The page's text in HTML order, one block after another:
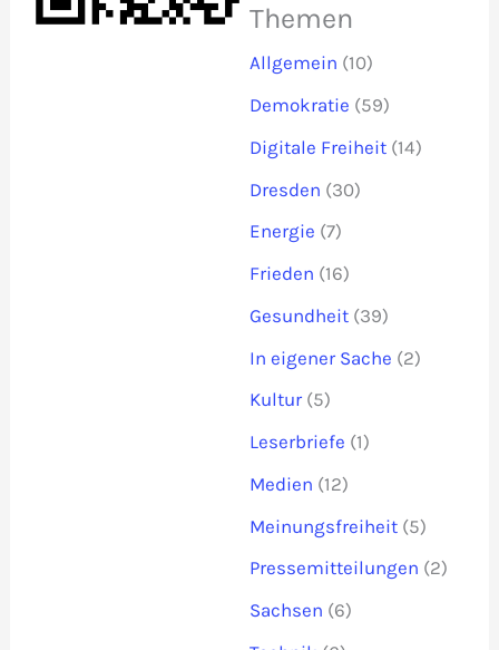
Themen
Allgemein (10)
Demokratie (59)
Digitale Freiheit (14)
Dresden (30)
Energie (7)
Frieden (16)
Gesundheit (39)
In eigener Sache (2)
Kultur (5)
Leserbriefe (1)
Medien (12)
Meinungsfreiheit (5)
Pressemitteilungen (2)
Sachsen (6)